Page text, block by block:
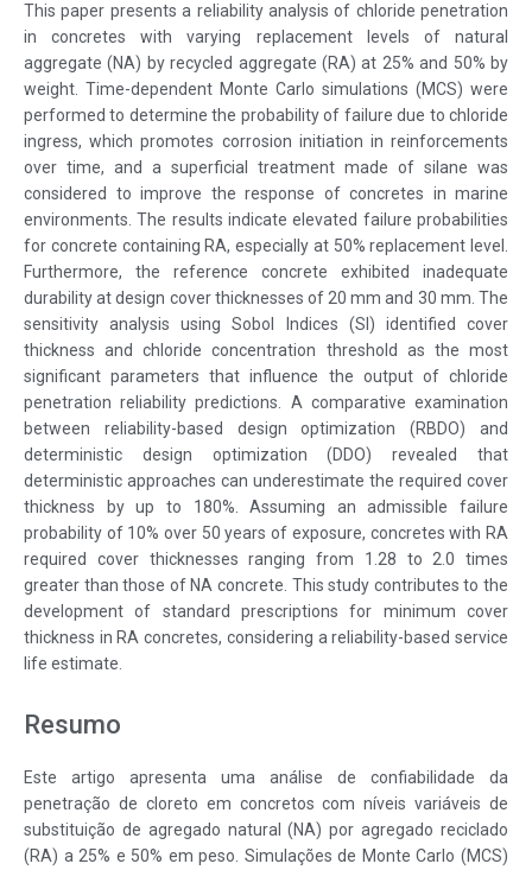
This paper presents a reliability analysis of chloride penetration
in concretes with varying replacement levels of natural
aggregate (NA) by recycled aggregate (RA) at 25% and 50% by
weight. Time-dependent Monte Carlo simulations (MCS) were
performed to determine the probability of failure due to chloride
ingress, which promotes corrosion initiation in reinforcements
over time, and a superficial treatment made of silane was
considered to improve the response of concretes in marine
environments. The results indicate elevated failure probabilities
for concrete containing RA, especially at 50% replacement level.
Furthermore, the reference concrete exhibited inadequate
durability at design cover thicknesses of 20 mm and 30 mm. The
sensitivity analysis using Sobol Indices (SI) identified cover
thickness and chloride concentration threshold as the most
significant parameters that influence the output of chloride
penetration reliability predictions. A comparative examination
between reliability-based design optimization (RBDO) and
deterministic design optimization (DDO) revealed that
deterministic approaches can underestimate the required cover
thickness by up to 180%. Assuming an admissible failure
probability of 10% over 50 years of exposure, concretes with RA
required cover thicknesses ranging from 1.28 to 2.0 times
greater than those of NA concrete. This study contributes to the
development of standard prescriptions for minimum cover
thickness in RA concretes, considering a reliability-based service
life estimate.
Resumo
Este artigo apresenta uma análise de confiabilidade da
penetração de cloreto em concretos com níveis variáveis ​​de
substituição de agregado natural (NA) por agregado reciclado
(RA) a 25% e 50% em peso. Simulações de Monte Carlo (MCS)